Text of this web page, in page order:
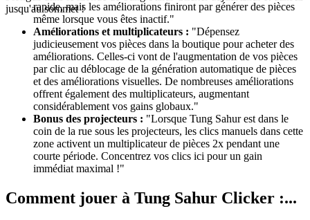
jusqu'au sommet !
rapide, mais les améliorations finiront par générer des pièces
même lorsque vous êtes inactif."
Améliorations et multiplicateurs : "Dépensez
judicieusement vos pièces dans la boutique pour acheter des
améliorations. Celles-ci vont de l'augmentation de vos pièces
par clic au déblocage de la génération automatique de pièces
et des améliorations visuelles. De nombreuses améliorations
offrent également des multiplicateurs, augmentant
considérablement vos gains globaux."
Bonus des projecteurs : "Lorsque Tung Sahur est dans le
coin de la rue sous les projecteurs, les clics manuels dans cette
zone activent un multiplicateur de pièces 2x pendant une
courte période. Concentrez vos clics ici pour un gain
immédiat maximal !"
Comment jouer à Tung Sahur Clicker :...